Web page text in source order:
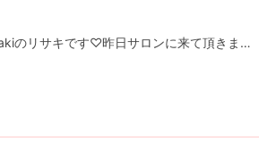
こんにちは、salon de risakiのリサキです♡昨日サロンに来て頂きましたお客様のお顔のシミの変化です✨✨お客様は『なんだか肌が白くなった』『なんとなくシミ薄くなってない？』などなど嬉しそうにお話しされましたので早速、写真で比較☝️間違いなくシミが薄くなってますたったの数ヶ月でこの変化左が初回、右が2カ月弱お顔も全体的にハリがでて、ぺたっとしていた頬もふっくらして豊かなイメージになられてきました♪お客様はとてもるんるんしていて☺️きれいになるのが楽しくて仕方ないみたいです。私もうれしいです✨𖧷 salon de risaki 𖧷⁡完全個室、完全予約制⁡営業時間 10:00〜18:00⁡【お支払い方法】✳︎都度払い可能✳︎お客様に合わせたプランも考えます⁡✽現金支払い可✽カード支払い可(1万円以上)✽paypay使用可能になりました✽振込み(カウンセリング後に商品購入の方)⁡𖠿住所 名古屋市西区名駅２丁目34-17 セントラル名古屋912(目の前にルーセントタワーがあり、道挟んだ向えのビルに入っております)𖠋最寄り駅名古屋駅 高島屋から徒歩5分⁡✎公式LINE @995lvqeg(LINEより問い合わせマークつけて検索)⁡𓆐HP http://www.salon-de-risaki.com👗お1人専用サロンですので、他のお客様と重なることのないようにご予約お取りしております。悩みが深い方でも安心して、お話できます♪